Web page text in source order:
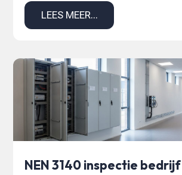
LEES MEER...
NEN 3140 inspectie bedrijf